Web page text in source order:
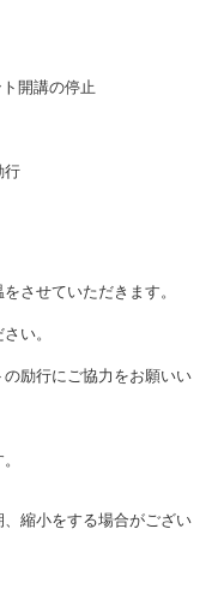
開講の停止
行
させていただきます。
い。
励行にご協力をお願いい
縮小をする場合がござい